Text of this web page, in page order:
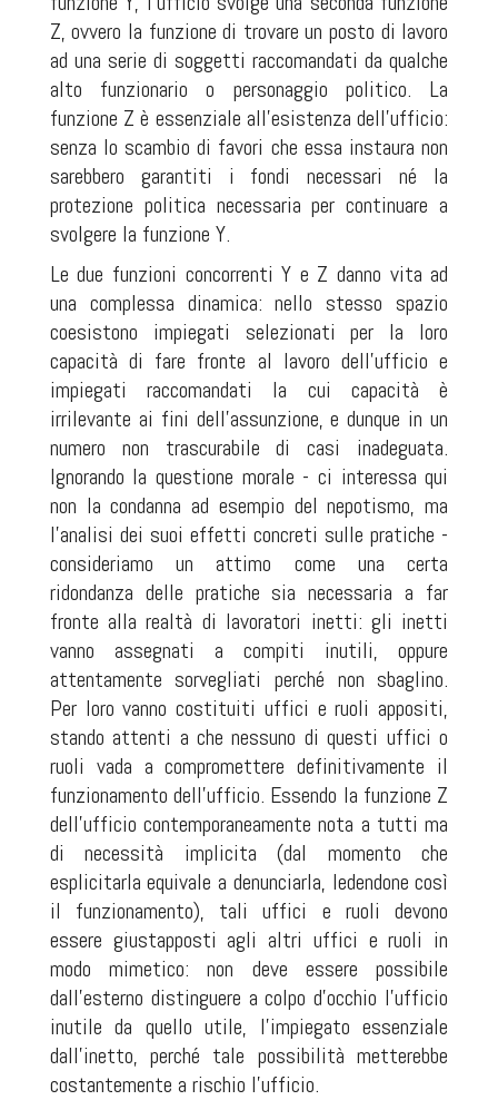
Z, ovvero la funzione di trovare un posto di lavoro
ad una serie di soggetti raccomandati da qualche
alto funzionario o personaggio politico. La
funzione Z è essenziale all'esistenza dell'ufficio:
senza lo scambio di favori che essa instaura non
sarebbero garantiti i fondi necessari né la
protezione politica necessaria per continuare a
svolgere la funzione Y.
Le due funzioni concorrenti Y e Z danno vita ad
una complessa dinamica: nello stesso spazio
coesistono impiegati selezionati per la loro
capacità di fare fronte al lavoro dell'ufficio e
impiegati raccomandati la cui capacità è
irrilevante ai fini dell'assunzione, e dunque in un
numero non trascurabile di casi inadeguata.
Ignorando la questione morale - ci interessa qui
non la condanna ad esempio del nepotismo, ma
l'analisi dei suoi effetti concreti sulle pratiche -
consideriamo un attimo come una certa
ridondanza delle pratiche sia necessaria a far
fronte alla realtà di lavoratori inetti: gli inetti
vanno assegnati a compiti inutili, oppure
attentamente sorvegliati perché non sbaglino.
Per loro vanno costituiti uffici e ruoli appositi,
stando attenti a che nessuno di questi uffici o
ruoli vada a compromettere definitivamente il
funzionamento dell'ufficio. Essendo la funzione Z
dell'ufficio contemporaneamente nota a tutti ma
di necessità implicita (dal momento che
esplicitarla equivale a denunciarla, ledendone così
il funzionamento), tali uffici e ruoli devono
essere giustapposti agli altri uffici e ruoli in
modo mimetico: non deve essere possibile
dall'esterno distinguere a colpo d'occhio l'ufficio
inutile da quello utile, l'impiegato essenziale
dall'inetto, perché tale possibilità metterebbe
costantemente a rischio l'ufficio.